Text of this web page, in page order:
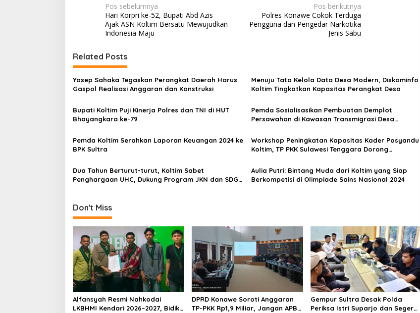
N
a
v
i
g
a
s
i
p
o
s
Pos sebelumnya
Hari Korpri ke-52, Bupati Abd Azis
Ajak ASN Koltim Bersatu Mewujudkan
Indonesia Maju
Pos berikutnya
Polres Konawe Cokok Terduga
Pengguna dan Pengedar Narkotika
Jenis Sabu
Related Posts
Yosep Sahaka Tegaskan Perangkat Daerah Harus
Gaspol Realisasi Anggaran dan Konstruksi
Menuju Tata Kelola Data Desa Modern, Diskominfo
Koltim Tingkatkan Kapasitas Perangkat Desa
Bupati Koltim Puji Kinerja Polres dan TNI di HUT
Bhayangkara ke-79
Pemda Sosialisasikan Pembuatan Demplot
Persawahan di Kawasan Transmigrasi Desa
Pemda Koltim Serahkan Laporan Keuangan 2024 ke
BPK Sultra
Workshop Peningkatan Kapasitas Kader Posyandu
Koltim, TP PKK Sulawesi Tenggara Dorong
Dua Tahun Berturut-turut, Koltim Sabet
Penghargaan UHC, Dukung Program JKN dan SDGs
Aulia Putri: Bintang Muda dari Koltim yang Siap
Berkompetisi di Olimpiade Sains Nasional 2024
Don't Miss
Alfansyah Resmi Nahkodai
LKBHMI Kendari 2026–2027, Bidik
DPRD Konawe Soroti Anggaran
TP-PKK Rp1,9 Miliar, Jangan APBD
Gempur Sultra Desak Polda
Periksa Istri Suparjo dan Segera